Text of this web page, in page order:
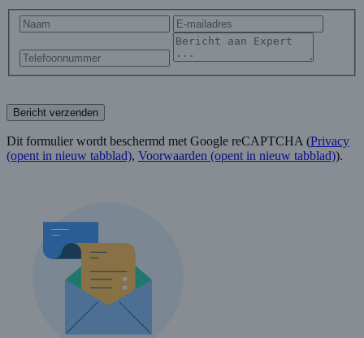
Bericht verzenden
Dit formulier wordt beschermd met Google reCAPTCHA (Privacy
(opent in nieuw tabblad), Voorwaarden (opent in nieuw tabblad)).